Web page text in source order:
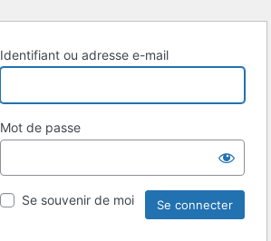
Identifiant ou adresse e-mail
Mot de passe
Se souvenir de moi